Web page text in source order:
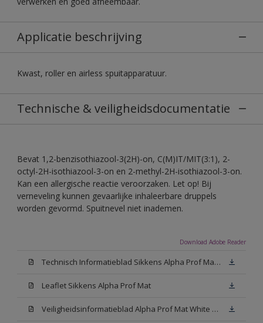
Applicatie beschrijving
Kwast, roller en airless spuitapparatuur.
Technische & veiligheidsdocumentatie
Bevat 1,2-benzisothiazool-3(2H)-on, C(M)IT/MIT(3:1), 2-
octyl-2H-isothiazool-3-on en 2-methyl-2H-isothiazool-3-on.
Kan een allergische reactie veroorzaken. Let op! Bij
verneveling kunnen gevaarlijke inhaleerbare druppels
worden gevormd. Spuitnevel niet inademen.
Download Adobe Reader
Technisch Informatieblad Sikkens Alpha Prof Mat(PDF)
Leaflet Sikkens Alpha Prof Mat
Veiligheidsinformatieblad Alpha Prof Mat White W05 (MSDS)